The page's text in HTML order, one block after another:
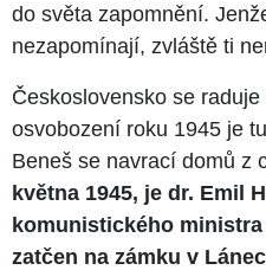
do světa zapomnění.
nezapomínají, zvláště ti
Československo se
osvobození roku 1945 je
Beneš se navrací domů z
května 1945, je dr. Emil
komunistického
zatčen na zámku v